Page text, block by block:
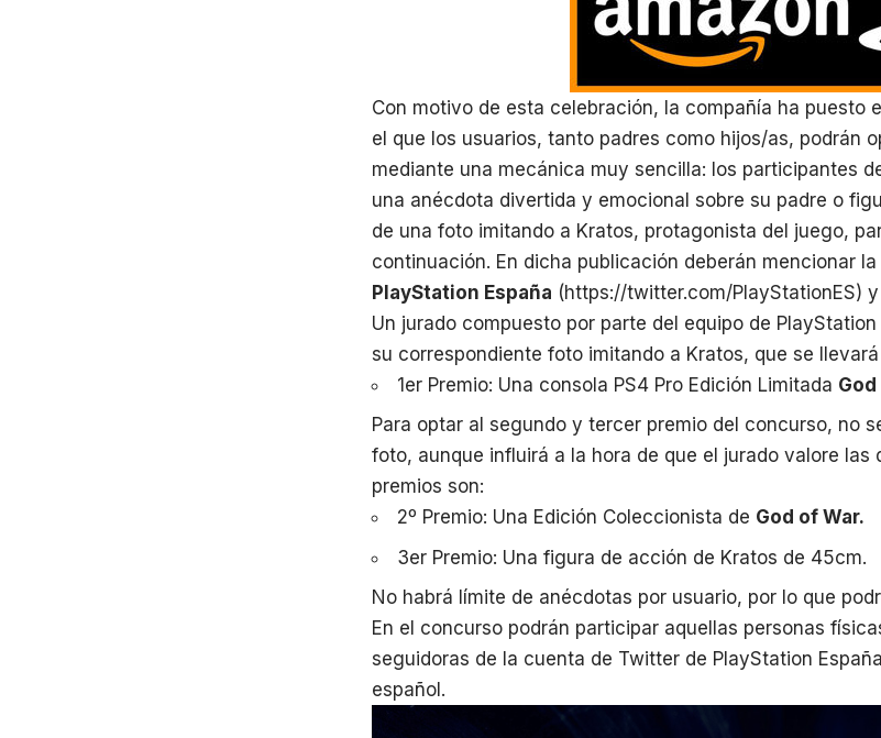
Con motivo de esta celebración, la compañía ha puesto
el que los usuarios, tanto padres como hijos/as, podrán
mediante una mecánica muy sencilla: los participantes
una anécdota divertida y emocional sobre su padre o
de una foto imitando a Kratos, protagonista del juego,
continuación. En dicha publicación deberán mencionar
PlayStation España (https://twitter.com/PlayStationES)
Un jurado compuesto por parte del equipo de
su correspondiente foto imitando a Kratos, que se
1er Premio: Una consola PS4 Pro Edición Limitada God
Para optar al segundo y tercer premio del concurso, no
foto, aunque influirá a la hora de que el jurado valore las
premios son:
2º Premio: Una Edición Coleccionista de God of War.
3er Premio: Una figura de acción de Kratos de 45cm.
No habrá límite de anécdotas por usuario, por lo que
En el concurso podrán participar aquellas personas
seguidoras de la cuenta de Twitter de PlayStation España
español.